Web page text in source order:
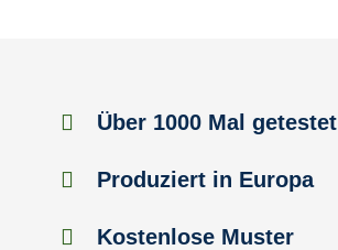
Über 1000 Mal getestet
Produziert in Europa
Kostenlose Muster